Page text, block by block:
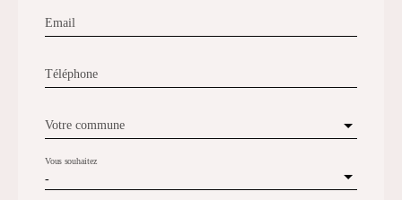
Email
Téléphone
Votre commune
-
Vous souhaitez